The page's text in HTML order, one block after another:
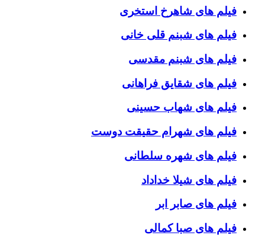
فیلم های شاهرخ استخری
فیلم های شبنم قلی خانی
فیلم های شبنم مقدسی
فیلم های شقایق فراهانی
فیلم های شهاب حسینی
فیلم های شهرام حقیقت دوست
فیلم های شهره سلطانی
فیلم های شیلا خداداد
فیلم های صابر ابر
فیلم های صبا کمالی